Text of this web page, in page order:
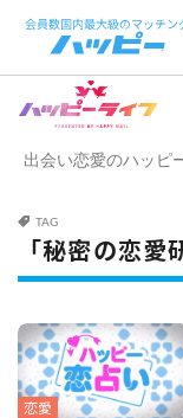
出会い恋愛のハッピ
TAG
「秘密の恋愛
恋愛